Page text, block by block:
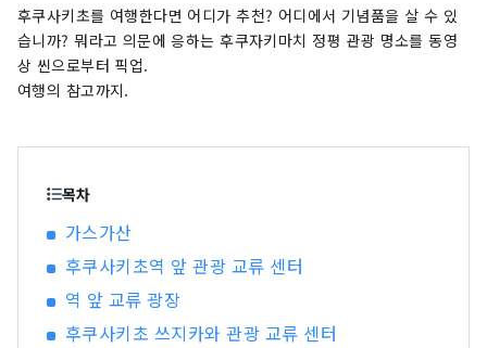
후쿠사키초를 여행한다면 어디가 추천? 어디에서 기념품을 살 수 있
습니까? 뭐라고 의문에 응하는 후쿠자키마치 정평 관광 명소를 동영
상 씬으로부터 픽업.
여행의 참고까지.
목차
가스가산
후쿠사키초역 앞 관광 교류 센터
역 앞 교류 광장
후쿠사키초 쓰지카와 관광 교류 센터